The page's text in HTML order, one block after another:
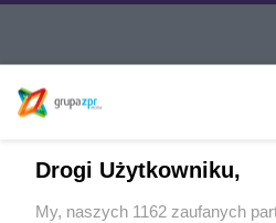
Drogi Użytkowniku,
My, naszych 1162 zaufanych